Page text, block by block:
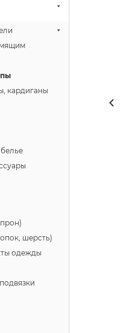
кардиганы
шерсть)
одежды